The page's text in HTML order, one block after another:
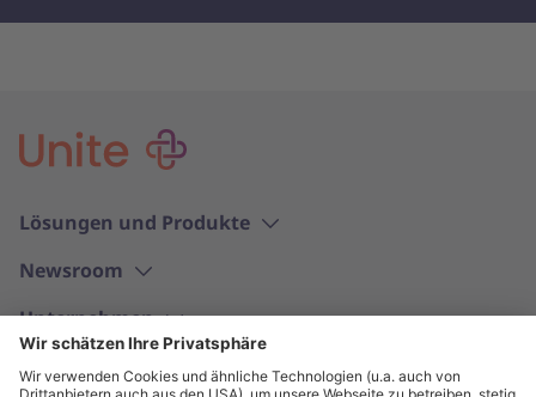
Lösungen und Produkte
Newsroom
Unternehmen